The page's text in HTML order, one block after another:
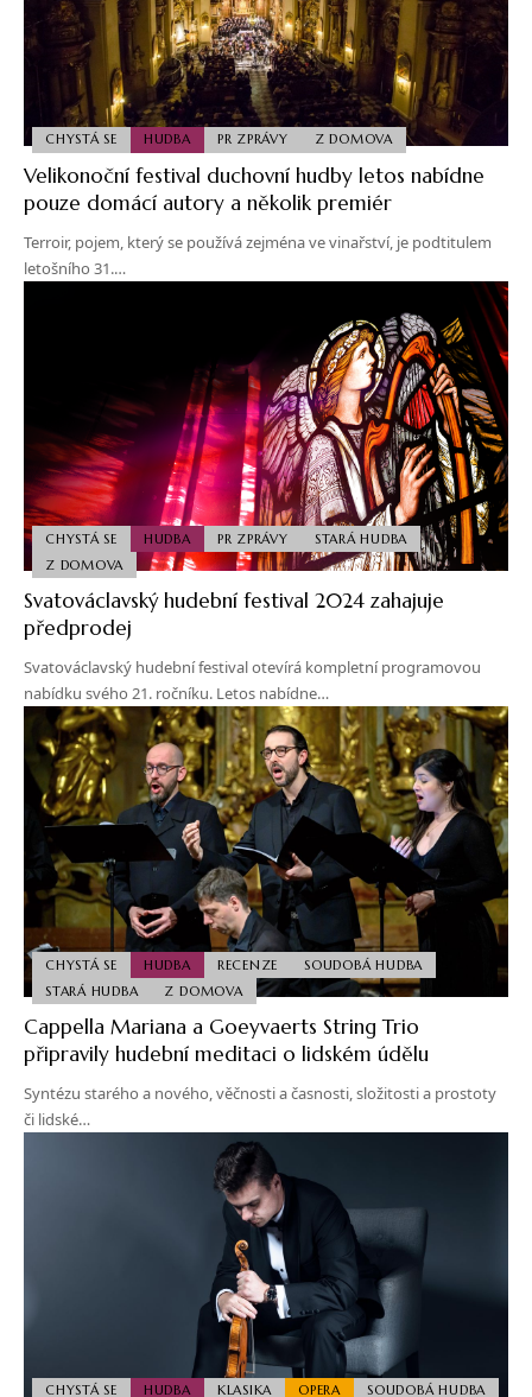
CHYSTÁ SE HUDBA PR ZPRÁVY Z DOMOVA
Velikonoční festival duchovní hudby letos nabídne
pouze domácí autory a několik premiér
Terroir, pojem, který se používá zejména ve vinařství, je podtitulem
letošního 31.…
CHYSTÁ SE HUDBA PR ZPRÁVY
STARÁ HUDBA
Z DOMOVA
Svatováclavský hudební festival 2024 zahajuje
předprodej
Svatováclavský hudební festival otevírá kompletní programovou
nabídku svého 21. ročníku. Letos nabídne…
CHYSTÁ SE HUDBA RECENZE
SOUDOBÁ HUDBA
STARÁ HUDBA
Z DOMOVA
Cappella Mariana a Goeyvaerts String Trio
připravily hudební meditaci o lidském údělu
Syntézu starého a nového, věčnosti a časnosti, složitosti a prostoty
či lidské…
CHYSTÁ SE HUDBA KLASIKA OPERA SOUDOBÁ HUDBA